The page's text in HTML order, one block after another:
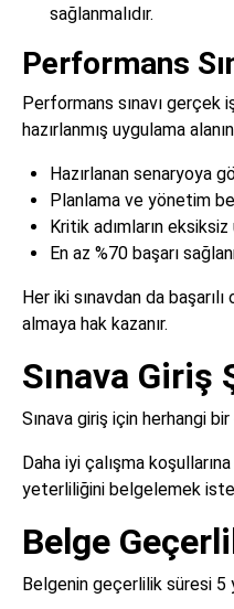
sağlanmalıdır.
Performans
Performans sınavı gerçek
hazırlanmış uygulama
Hazırlanan senaryoya
Planlama ve yönetim
Kritik adımların
En az %70 başarı
Her iki sınavdan da
almaya hak kazanır.
Sınava Giriş
Sınava giriş için herhangi
Daha iyi çalışma
yeterliliğini belgelemek
Belge
Belgenin geçerlilik süresi 5